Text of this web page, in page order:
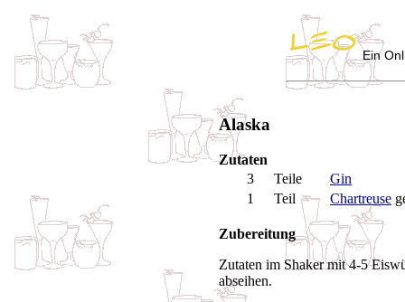
Ein
Alaska
Zutaten
3
Teile
Gin
1
Teil Chartreuse
Zubereitung
Zutaten im Shaker mit 4-5
abseihen.